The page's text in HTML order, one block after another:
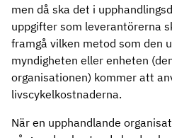
men då ska det i
uppgifter som leverantörerna
framgå vilken metod som den
myndigheten eller enheten
organisationen) kommer att
livscykelkostnaderna.
När en upphandlande